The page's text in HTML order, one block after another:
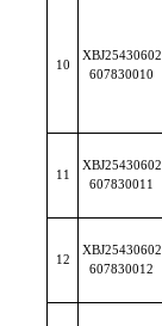
10
XBJ25430602
607830010
11
XBJ25430602
607830011
12
XBJ25430602
607830012